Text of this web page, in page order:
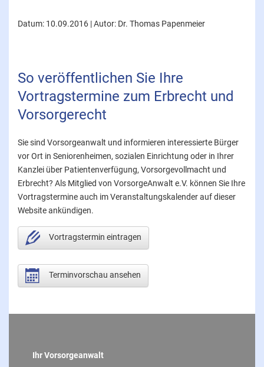
Datum: 10.09.2016 | Autor: Dr. Thomas Papenmeier
So veröffentlichen Sie Ihre
Vortragstermine zum Erbrecht und
Vorsorgerecht
Sie sind Vorsorgeanwalt und informieren interessierte Bürger
vor Ort in Seniorenheimen, sozialen Einrichtung oder in Ihrer
Kanzlei über Patientenverfügung, Vorsorgevollmacht und
Erbrecht? Als Mitglied von VorsorgeAnwalt e.V. können Sie Ihre
Vortragstermine auch im Veranstaltungskalender auf dieser
Website ankündigen.
Vortragstermin eintragen
Terminvorschau ansehen
Ihr Vorsorgeanwalt